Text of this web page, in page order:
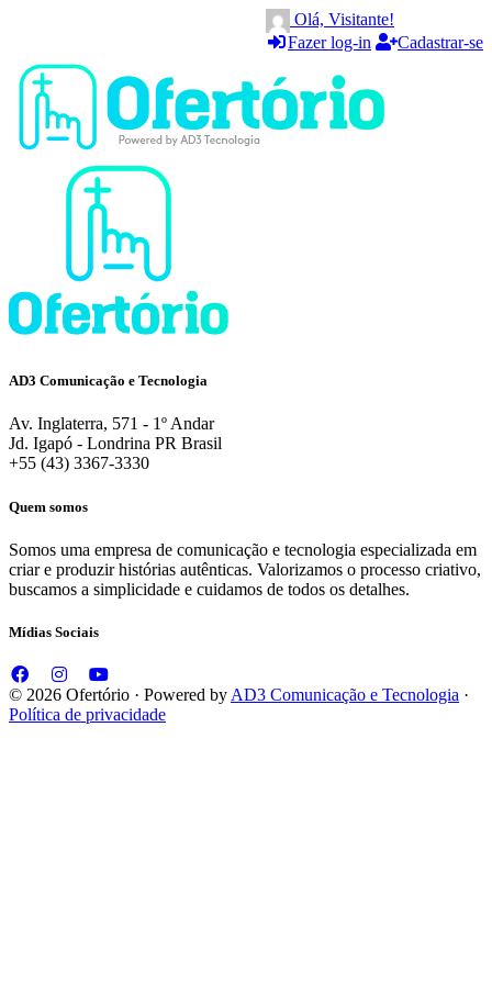
Olá, Visitante!
Fazer log-in
Cadastrar-se
AD3 Comunicação e Tecnologia
Av. Inglaterra, 571 - 1º Andar
Jd. Igapó - Londrina PR Brasil
+55 (43) 3367-3330
Quem somos
Somos uma empresa de comunicação e tecnologia especializada em
criar e produzir histórias autênticas. Valorizamos o processo criativo,
buscamos a simplicidade e cuidamos de todos os detalhes.
Mídias Sociais
© 2026 Ofertório · Powered by AD3 Comunicação e Tecnologia ·
Política de privacidade